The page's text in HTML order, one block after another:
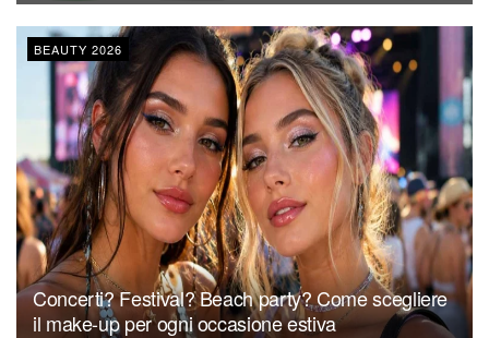
BEAUTY 2026
Concerti? Festival? Beach party? Come scegliere
il make-up per ogni occasione estiva